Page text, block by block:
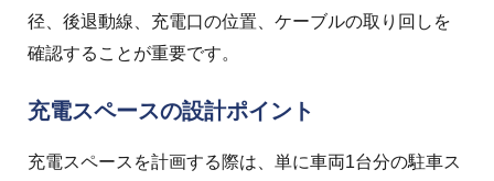
径、後退動線、充電口の位置、ケーブルの取り回しを
確認することが重要です。
充電スペースの設計ポイント
充電スペースを計画する際は、単に車両1台分の駐車ス